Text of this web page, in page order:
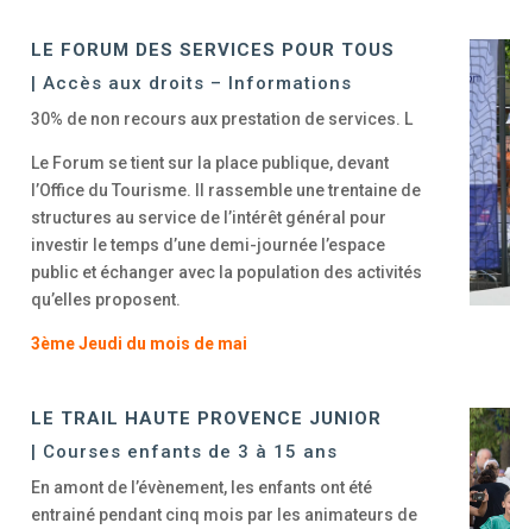
LE FORUM DES SERVICES POUR TOUS
| Accès aux droits – Informations
30% de non recours aux prestation de services. L
Le Forum se tient sur la place publique, devant
l’Office du Tourisme. Il rassemble une trentaine de
structures au service de l’intérêt général pour
investir le temps d’une demi-journée l’espace
public et échanger avec la population des activités
qu’elles proposent.
3ème Jeudi du mois de mai
LE TRAIL HAUTE PROVENCE JUNIOR
| Courses enfants de 3 à 15 ans
En amont de l’évènement, les enfants ont été
entrainé pendant cinq mois par les animateurs de